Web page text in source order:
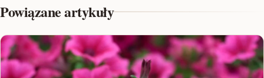
Powiązane artykuły